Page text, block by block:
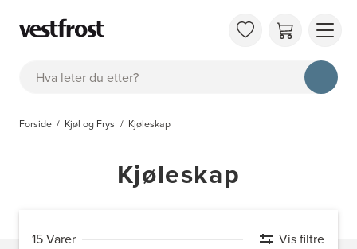
Søk
OM
Forside Kjøl og Frys Kjøleskap
Kjøleskap
15 Varer Vis filtre